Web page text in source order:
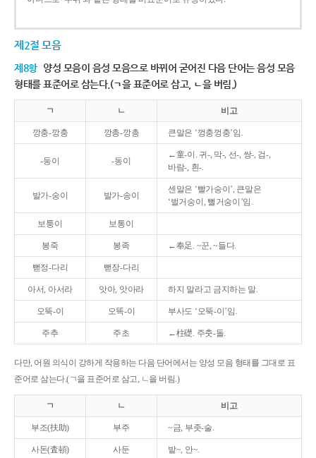
제2절 모음
제8항 양성 모음이 음성 모음으로 바뀌어 굳어진 다음 단어는 음성 모음
형태를 표준어로 삼는다.(ㄱ을 표준어로 삼고, ㄴ을 버림.)
ㄱ ㄴ 비고
깡충-깡충 깡총-깡총 큰말은 ‘껑충껑충’임.
-둥이 -동이
←童-이. 귀-, 막-, 선-, 쌍-, 검-,
바람-, 흰-.
발가-숭이 발가-송이
센말은 ‘빨가숭이’, 큰말은
‘벌거숭이, 뻘거숭이’임.
보퉁이 보통이
봉죽 봉족 ←奉足. ~꾼, ~들다.
뻗정-다리 뻗장-다리
아서, 아서라 앗아, 앗아라 하지 말라고 금지하는 말.
오뚝-이 오똑-이 부사도 ‘오뚝-이’임.
주추 주초 ←柱礎. 주춧-돌.
다만, 어원 의식이 강하게 작용하는 다음 단어에서는 양성 모음 형태를 그대로 표
준어로 삼는다.(ㄱ을 표준어로 삼고, ㄴ을 버림.)
ㄱ ㄴ 비고
부조(扶助) 부주 ~금, 부좃-술.
사돈(査頓) 사둔 밭~, 안~.